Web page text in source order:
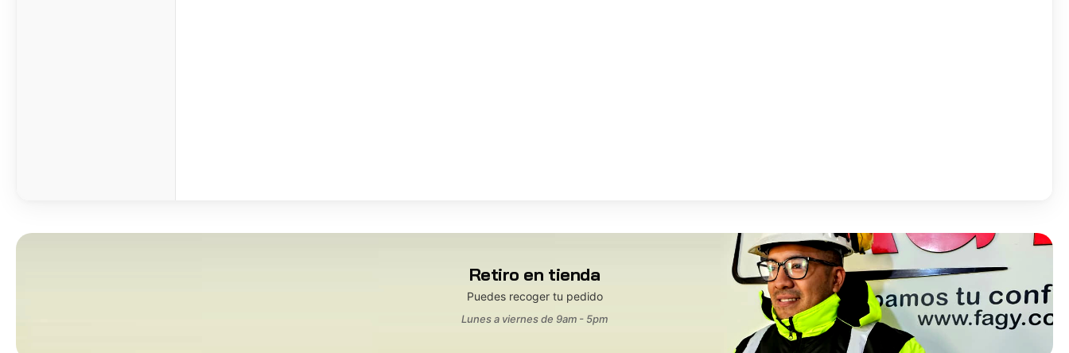
Retiro en tienda
Puedes recoger tu pedido
Lunes a viernes de 9am - 5pm